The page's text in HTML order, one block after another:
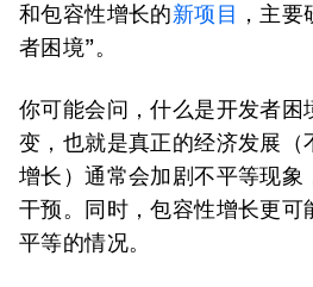
和包容性增长的新项目 ，主
者困境”。
你可能会问，什么是开发者困
变，也就是真正的经济发展（
增长）通常会加剧不平等现象
干预。同时，包容性增长更可
平等的情况。